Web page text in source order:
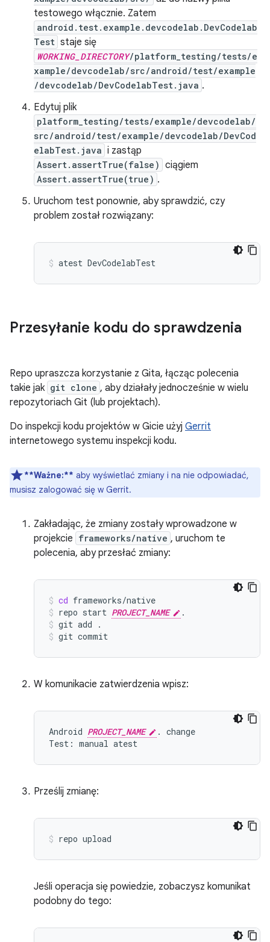
testowego włącznie. Zatem
android.test.example.devcodelab.DevCodelab
Test staje się
WORKING_DIRECTORY/platform_testing/tests/e
xample/devcodelab/src/android/test/example
/devcodelab/DevCodelabTest.java .
Edytuj plik
platform_testing/tests/example/devcodelab/
src/android/test/example/devcodelab/DevCod
elabTest.java i zastąp
Assert.assertTrue(false) ciągiem
Assert.assertTrue(true) .
Uruchom test ponownie, aby sprawdzić, czy
problem został rozwiązany:
atest DevCodelabTest
Przesyłanie kodu do sprawdzenia
Repo upraszcza korzystanie z Gita, łącząc polecenia
takie jak git clone , aby działały jednocześnie w wielu
repozytoriach Git (lub projektach).
Do inspekcji kodu projektów w Gicie użyj Gerrit
internetowego systemu inspekcji kodu.
**Ważne:** aby wyświetlać zmiany i na nie odpowiadać,
musisz zalogować się w Gerrit.
Zakładając, że zmiany zostały wprowadzone w
projekcie frameworks/native , uruchom te
polecenia, aby przesłać zmiany:
cd frameworks/native
repo start PROJECT_NAME
.
git add
.
git commit
W komunikacie zatwierdzenia wpisz:
Android PROJECT_NAME
. change
Prześlij zmianę:
repo upload
Jeśli operacja się powiedzie, zobaczysz komunikat
podobny do tego: